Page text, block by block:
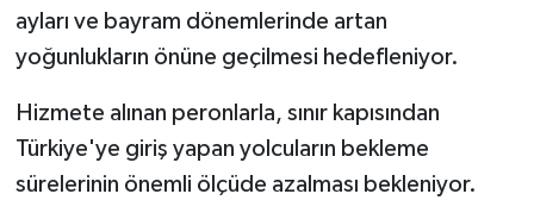
ayları ve bayram dönemlerinde artan
yoğunlukların önüne geçilmesi hedefleniyor.
Hizmete alınan peronlarla, sınır kapısından
Türkiye'ye giriş yapan yolcuların bekleme
sürelerinin önemli ölçüde azalması bekleniyor.